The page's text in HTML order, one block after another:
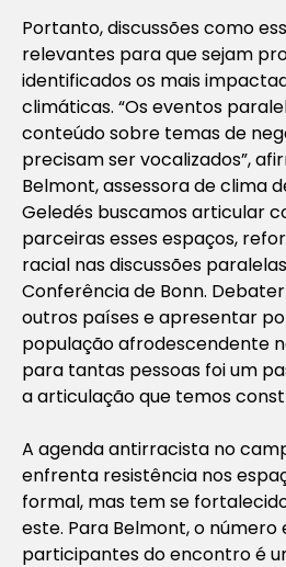
Portanto, discussões como
relevantes para que sejam
identificados os mais
climáticas. “Os eventos
conteúdo sobre temas de
precisam ser vocalizados”,
Belmont, assessora de clima
Geledés buscamos articular
parceiras esses espaços,
racial nas discussões
Conferência de Bonn.
outros países e apresentar
população afrodescendente
para tantas pessoas foi um
a articulação que temos
A agenda antirracista no
enfrenta resistência nos
formal, mas tem se
este. Para Belmont, o número
participantes do encontro é